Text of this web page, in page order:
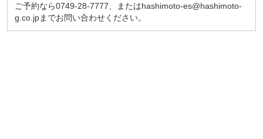
ご予約なら0749-28-7777、またはhashimoto-es@hashimoto-
g.co.jpまでお問い合わせください。